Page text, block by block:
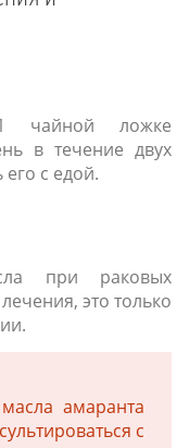
чайной ложке
в течение двух
его с едой.
при раковых
это только
амаранта
с